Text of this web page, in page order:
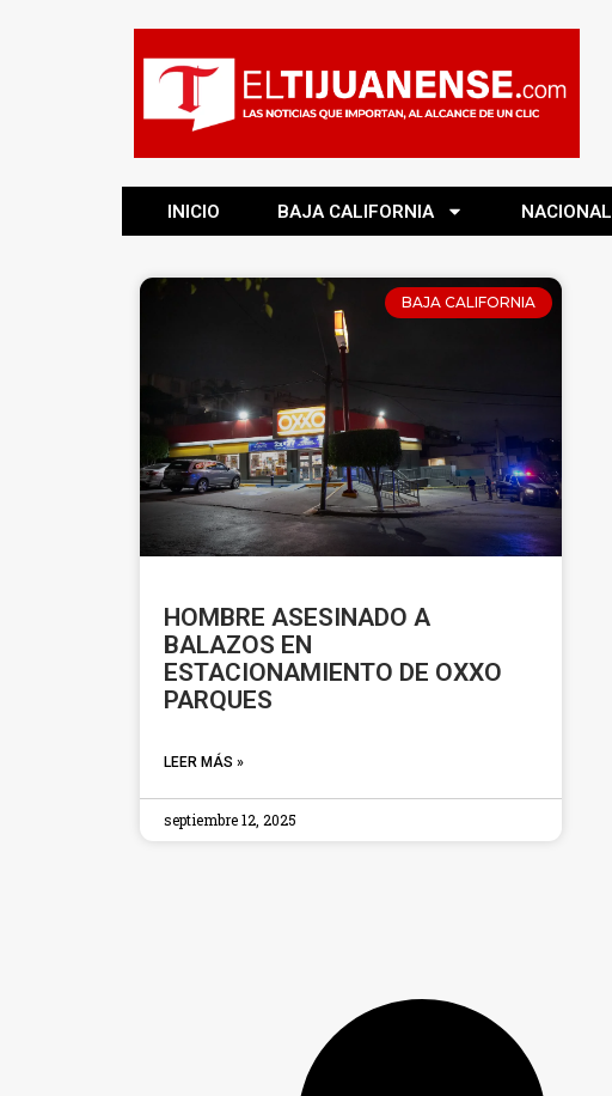
INICIO BAJA CALIFORNIA NACIONAL
BAJA CALIFORNIA
HOMBRE ASESINADO A
BALAZOS EN
ESTACIONAMIENTO DE OXXO
PARQUES
LEER MÁS »
septiembre 12, 2025